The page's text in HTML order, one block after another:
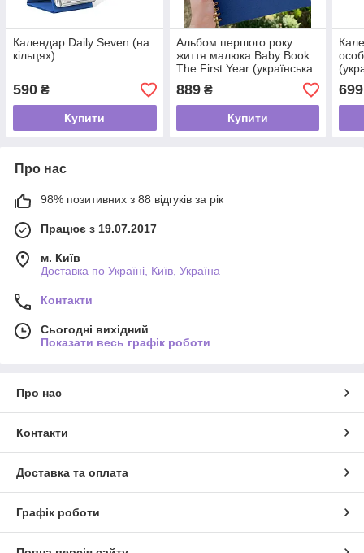
Календар Daily Seven (на
кільцях)
590 ₴
Купити
Альбом першого року
життя малюка Baby Book
The First Year (українська
мова), синій
889₴
Купити
699
Про нас
98% позитивних з 88 відгуків за рік
Працює з 19.07.2017
м. Київ
Доставка по Україні, Київ, Україна
Контакти
Сьогодні вихідний
Показати весь графік роботи
Про нас
Контакти
Доставка та оплата
Графік роботи